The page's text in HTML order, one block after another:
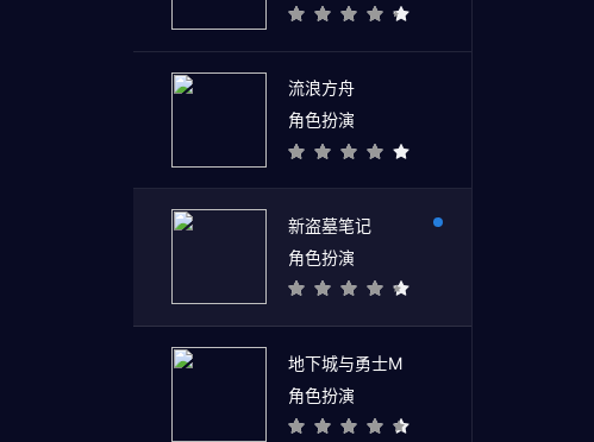
流浪方舟
角色扮演
新盗墓笔记
角色扮演
地下城与勇士M
角色扮演